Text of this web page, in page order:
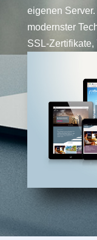
eigenen
modernster
SSL-Zertifikate,